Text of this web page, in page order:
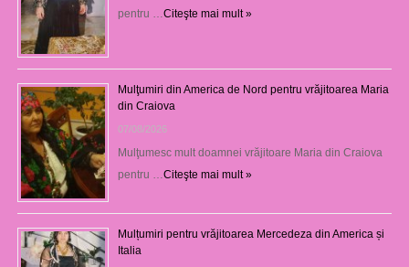
pentru …Citeşte mai mult »
Mulţumiri din America de Nord pentru vrăjitoarea Maria
din Craiova
07/08/2026
Mulţumesc mult doamnei vrăjitoare Maria din Craiova
pentru …Citeşte mai mult »
Mulțumiri pentru vrăjitoarea Mercedeza din America și
Italia